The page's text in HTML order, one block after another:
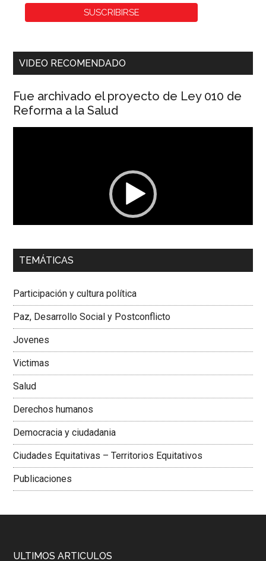
VIDEO RECOMENDADO
Fue archivado el proyecto de Ley 010 de
Reforma a la Salud
00:00 01:04
Dra. Carolina Corcho Mejía,Presidenta Corporación
Colombiana
TEMÁTICAS
Participación y cultura política
Paz, Desarrollo Social y Postconflicto
Jovenes
Victimas
Salud
Derechos humanos
Democracia y ciudadania
Ciudades Equitativas – Territorios Equitativos
Publicaciones
ULTIMOS ARTICULOS